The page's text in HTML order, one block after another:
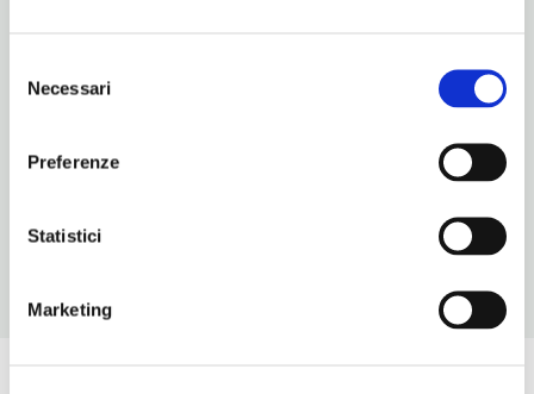
delNecessari
Preferenze
Statistici
Marketing
NUMERO COPERTI
ORARI DI APERTURA